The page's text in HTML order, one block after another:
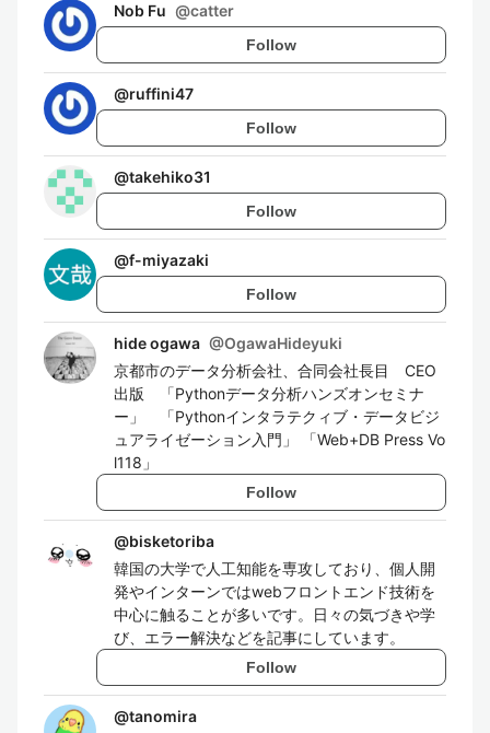
Nob Fu @catter
Follow
@ruffini47
Follow
@takehiko31
Follow
@f-miyazaki
Follow
hide ogawa @OgawaHideyuki
京都市のデータ分析会社、合同会社長目 CEO
出版 「Pythonデータ分析ハンズオンセミナ
ー」 「Pythonインタラテクィブ・データビジ
ュアライゼーション入門」 「Web+DB Press Vo
l118」
Follow
@bisketoriba
韓国の大学で人工知能を専攻しており、個人開
発やインターンではwebフロントエンド技術を
中心に触ることが多いです。日々の気づきや学
び、エラー解決などを記事にしています。
Follow
@tanomira